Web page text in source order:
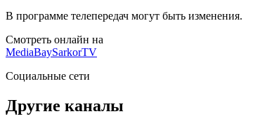
В программе телепередач могут быть изменения.
Смотреть онлайн на
MediaBaySarkorTV
Социальные сети
Другие каналы